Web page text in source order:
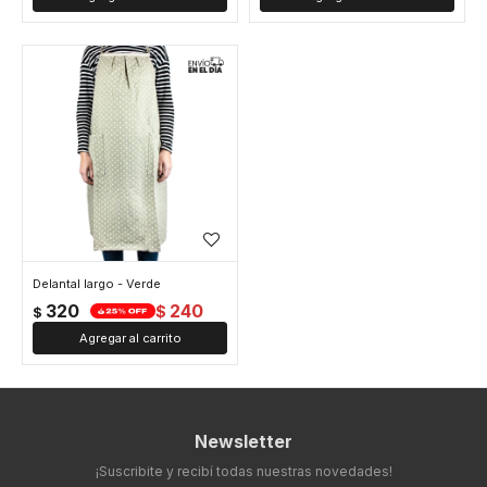
Delantal largo - Verde
$ 320 $ 240
Newsletter
¡Suscribite y recibí todas nuestras novedades!